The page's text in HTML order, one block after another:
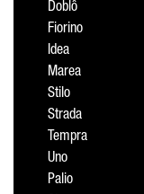
Doblô
Fiorino
Idea
Marea
Stilo
Strada
Tempra
Uno
Palio